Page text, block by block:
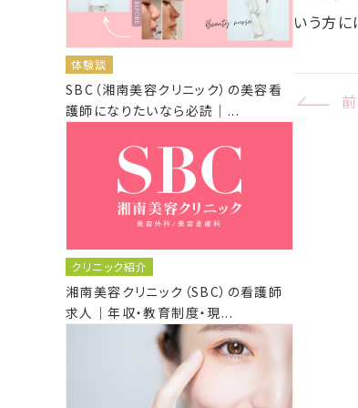
いう方に
体験談
SBC（湘南美容クリニック）の美容看
護師になりたいなら必読｜...
クリニック紹介
湘南美容クリニック（SBC）の看護師
求人｜年収・教育制度・現...